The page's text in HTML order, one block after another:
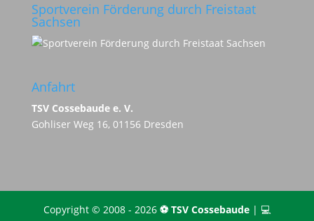
Sportverein Förderung durch Freistaat
Sachsen
Anfahrt
TSV Cossebaude e. V.
Gohliser Weg 16, 01156 Dresden
Copyright © 2008 - 2026 ⚽️ TSV Cossebaude| 💻